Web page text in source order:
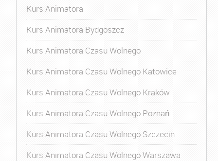
Kurs Animatora
Kurs Animatora Bydgoszcz
Kurs Animatora Czasu Wolnego
Kurs Animatora Czasu Wolnego Katowice
Kurs Animatora Czasu Wolnego Kraków
Kurs Animatora Czasu Wolnego Poznań
Kurs Animatora Czasu Wolnego Szczecin
Kurs Animatora Czasu Wolnego Warszawa